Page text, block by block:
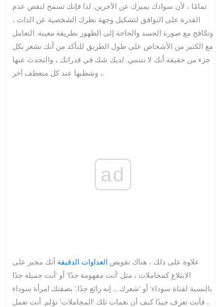
تمامًا ، لأن سوادك يميزك عن الآخرين. لذا فإنك تسمح لنقص عدم
القدرة على التوافق لتشكيل وجهة نظرك الشخصية عن الذات ،
وتكافح مع صورة الجسد والحاجة إلى الظهور بطريقة معينة. التعامل
مع الكثير من الأشخاص على طول الطريق للتأكد من أنك تشعر بكل
جزء من حقيقة أنك لا تنتمي. لديك شك في قدراتك ، والتحدث عنها
، وشطبها عند كل منعطف آخر.
ad
علاوة على ذلك ، هناك تقويض العداوات الدقيقة أنك مجبر على
الابتلاع كمجاملات ، مثل 'أنت مفهومة جدًا' أو 'أنت جميلة جدًا
بالنسبة لفتاة سوداء' أو 'شعرك ... إنه رائع جدًا.' بصفتك امرأة سوداء
، فأنت تعرف جيدًا كيف أن نغمات تلك 'المجاملات' تؤلم. أنت تعمل